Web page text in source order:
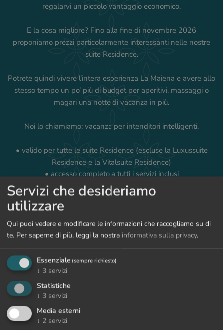
regalarvi un piccolo vantaggio economico.
E la cosa migliore? Fino alla fine di novembre 2026
proponiamo prezzi particolarmente interessanti nelle nostre
suite Residence.
Potrete quindi vivere l’intera esperienza La Maiena e avere allo
stesso tempo un po’ più di budget per aperitivi, massaggi o
magari una notte di vacanza in più.
Noi lo chiamiamo: vacanza per intenditori intelligenti.
• valido per tutte le suite Residence (escluse la Luxussuite
Residence e la Vitalsuite Residence)
• accesso completo a tutti i servizi inclusi
• prenotabile fino al 30.11.2026
Servizi che desideriamo
utilizzare
Qui puoi vedere e modificare le informazioni che raccogliamo su di
te. Per saperne di più, leggi la nostra informativa sulla privacy.
Essenziale (sempre richiesto)
↓ 3 servizi
Statistiche
↓ 3 servizi
Media esterni
↓ 2 servizi